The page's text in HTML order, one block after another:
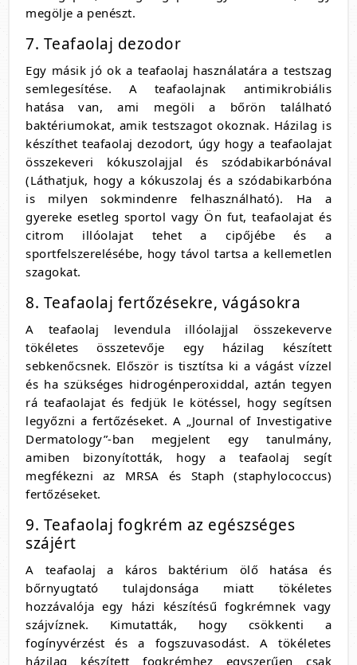
megölje a penészt.
7. Teafaolaj dezodor
Egy másik jó ok a teafaolaj használatára a testszag
semlegesítése. A teafaolajnak antimikrobiális
hatása van, ami megöli a bőrön található
baktériumokat, amik testszagot okoznak. Házilag is
készíthet teafaolaj dezodort, úgy hogy a teafaolajat
összekeveri kókuszolajjal és szódabikarbónával
(Láthatjuk, hogy a kókuszolaj és a szódabikarbóna
is milyen sokmindenre felhasználható). Ha a
gyereke esetleg sportol vagy Ön fut, teafaolajat és
citrom illóolajat tehet a cipőjébe és a
sportfelszerelésébe, hogy távol tartsa a kellemetlen
szagokat.
8. Teafaolaj fertőzésekre, vágásokra
A teafaolaj levendula illóolajjal összekeverve
tökéletes összetevője egy házilag készített
sebkenőcsnek. Először is tisztítsa ki a vágást vízzel
és ha szükséges hidrogénperoxiddal, aztán tegyen
rá teafaolajat és fedjük le kötéssel, hogy segítsen
legyőzni a fertőzéseket. A „Journal of Investigative
Dermatology”-ban megjelent egy tanulmány,
amiben bizonyították, hogy a teafaolaj segít
megfékezni az MRSA és Staph (staphylococcus)
fertőzéseket.
9. Teafaolaj fogkrém az egészséges
szájért
A teafaolaj a káros baktérium ölő hatása és
bőrnyugtató tulajdonsága miatt tökéletes
hozzávalója egy házi készítésű fogkrémnek vagy
szájvíznek. Kimutatták, hogy csökkenti a
fogínyvérzést és a fogszuvasodást. A tökéletes
házilag készített fogkrémhez egyszerűen csak